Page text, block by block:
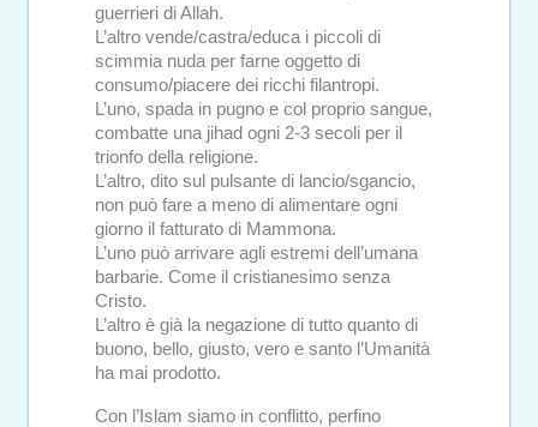
guerrieri di Allah.
L’altro vende/castra/educa i piccoli di
scimmia nuda per farne oggetto di
consumo/piacere dei ricchi filantropi.
L’uno, spada in pugno e col proprio sangue,
combatte una jihad ogni 2-3 secoli per il
trionfo della religione.
L’altro, dito sul pulsante di lancio/sgancio,
non può fare a meno di alimentare ogni
giorno il fatturato di Mammona.
L’uno può arrivare agli estremi dell’umana
barbarie. Come il cristianesimo senza
Cristo.
L’altro è già la negazione di tutto quanto di
buono, bello, giusto, vero e santo l’Umanità
ha mai prodotto.
Con l’Islam siamo in conflitto, perfino